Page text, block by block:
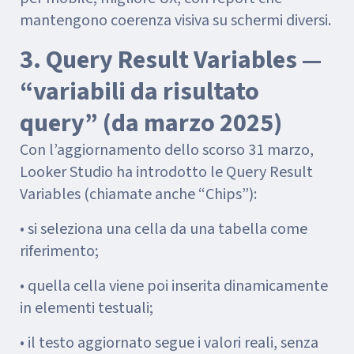
mantengono coerenza visiva su schermi diversi.
3. Query Result Variables —
“variabili da risultato
query” (da marzo 2025)
Con l’aggiornamento dello scorso 31 marzo,
Looker Studio ha introdotto le Query Result
Variables (chiamate anche “Chips”):
• si seleziona una cella da una tabella come
riferimento;
• quella cella viene poi inserita dinamicamente
in elementi testuali;
• il testo aggiornato segue i valori reali, senza